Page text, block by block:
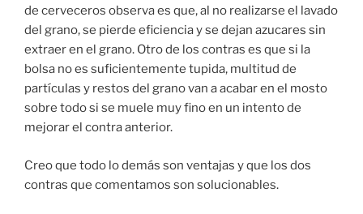
de cerveceros observa es que, al no realizarse el lavado
del grano, se pierde eficiencia y se dejan azucares sin
extraer en el grano. Otro de los contras es que si la
bolsa no es suficientemente tupida, multitud de
partículas y restos del grano van a acabar en el mosto
sobre todo si se muele muy fino en un intento de
mejorar el contra anterior.
Creo que todo lo demás son ventajas y que los dos
contras que comentamos son solucionables.